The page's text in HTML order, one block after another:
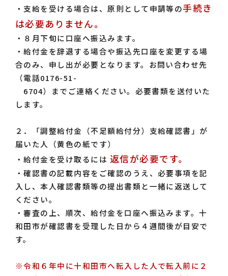
・支給を受ける場合は、原則として申請等の手続き
は必要ありません。
・８月下旬に口座へ振込みます。
・給付金を辞退する場合や振込先口座を変更する場
合のみ、申し出が必要となります。お問い合わせ先
（電話0176-51-
6704）までご連絡ください。必要書類を送付いた
します。
２．「調整給付金（不足額給付分）支給確認書」が
届いた人（黄色の紙です）
・給付金を受け取るには 返信が必要です。
・確認書の記載内容をご確認のうえ、必要事項を記
入し、本人確認書類等の提出書類と一緒に返送して
ください。
・審査の上、順次、給付金を口座へ振込みます。十
和田市が確認書を受理した日から４週間後が目安で
す。
※令和６年中に十和田市へ転入した人で転入前に２